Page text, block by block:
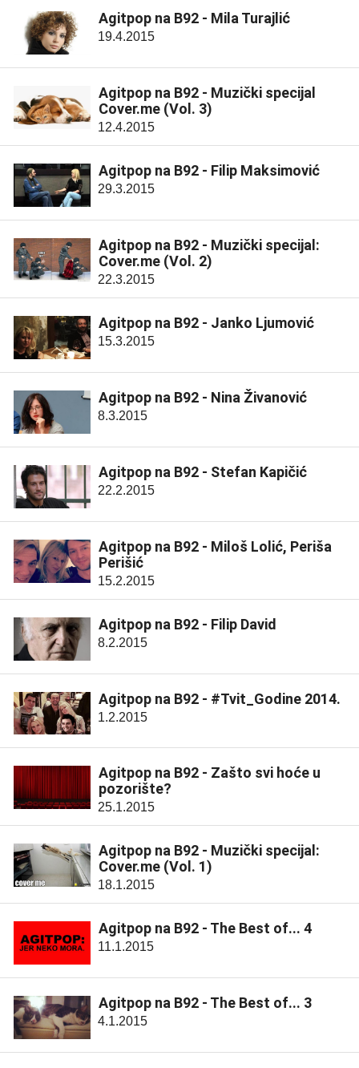
Agitpop na B92 - Mila Turajlić
19.4.2015
Agitpop na B92 - Muzički specijal
Cover.me (Vol. 3)
12.4.2015
Agitpop na B92 - Filip Maksimović
29.3.2015
Agitpop na B92 - Muzički specijal:
Cover.me (Vol. 2)
22.3.2015
Agitpop na B92 - Janko Ljumović
15.3.2015
Agitpop na B92 - Nina Živanović
8.3.2015
Agitpop na B92 - Stefan Kapičić
22.2.2015
Agitpop na B92 - Miloš Lolić, Periša
Perišić
15.2.2015
Agitpop na B92 - Filip David
8.2.2015
Agitpop na B92 - #Tvit_Godine 2014.
1.2.2015
Agitpop na B92 - Zašto svi hoće u
pozorište?
25.1.2015
Agitpop na B92 - Muzički specijal:
Cover.me (Vol. 1)
18.1.2015
Agitpop na B92 - The Best of... 4
11.1.2015
Agitpop na B92 - The Best of... 3
4.1.2015